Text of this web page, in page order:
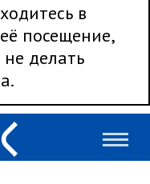
в
посещение,
делать